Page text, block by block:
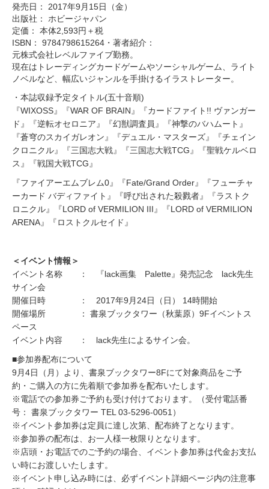
発売日： 2017年9月15日（金）
出版社： ホビージャパン
定価： 本体2,593円＋税
ISBN： 9784798615264・著者紹介：
元株式会社レベルファイブ勤務。
現在はトレーディングカードゲームやソーシャルゲーム、ライト
ノベルなど、幅広いジャンルを手掛けるイラストレーター。
・本誌収録予定タイトル(五十音順)
『WIXOSS』『WAR OF BRAIN』『カードファイト!! ヴァンガー
ド』『逆転オセロニア』『幻獣調査員』『神撃のバハムート』
『蒼穹のスカイガレオン』『デュエル・マスターズ』『チェイン
クロニクル』『三国志大戦』『三国志大戦TCG』『聖戦ケルベロ
ス』『戦国大戦TCG』
『ファイアーエムブレム0』『Fate/Grand Order』『フューチャ
ーカード バディファイト』『呼び出された殺戮者』『ラストク
ロニクル』『LORD of VERMILION III』『LORD of VERMILION
ARENA』『ロストクルセイド』
＜イベント情報＞
イベント名称 ： 『lack画集 Palette』発売記念 lack先生
サイン会
開催日時 ： 2017年9月24日（日） 14時開始
開催場所 ： 書泉ブックタワー（秋葉原）9Fイベントス
ペース
イベント内容 ： lack先生によるサイン会。
■参加券配布について
9月4日（月）より、書泉ブックタワー8Fにて対象商品をご予
約・ご購入の方に先着順で参加券を配布いたします。
※電話での参加券ご予約も受け付けております。（受付電話番
号： 書泉ブックタワー TEL 03-5296-0051）
※イベント参加券は定員に達し次第、配布終了となります。
※参加券の配布は、お一人様一枚限りとなります。
※店頭・お電話でのご予約の場合、イベント参加券は代金お支払
い時にお渡しいたします。
※イベント申し込み時には、必ずイベント詳細ページ内の注意事